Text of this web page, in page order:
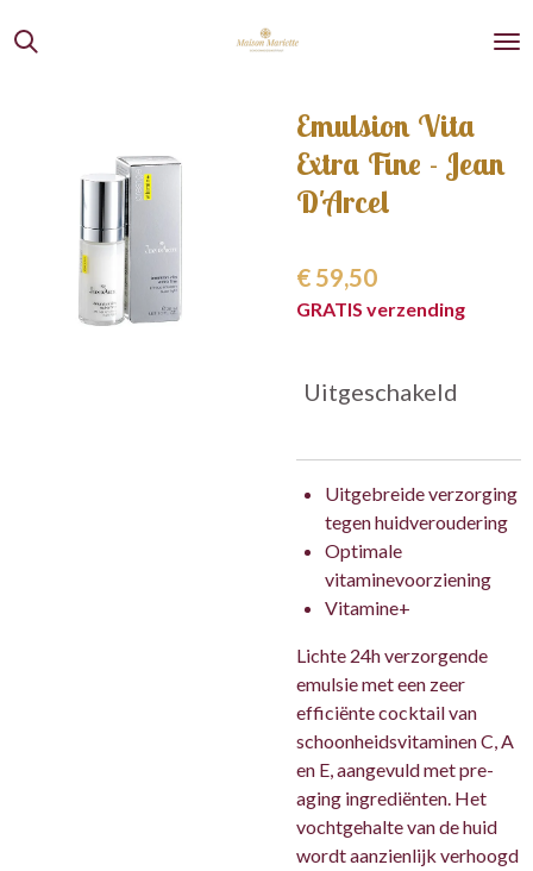
direct
Emulsion Vita
Extra Fine - Jean
D'Arcel
€ 59,50
GRATIS verzending
Uitgeschakeld
Uitgebreide verzorging
tegen huidveroudering
Optimale
vitaminevoorziening
Vitamine+
Lichte 24h verzorgende
emulsie met een zeer
efficiënte cocktail van
schoonheidsvitaminen C, A
en E, aangevuld met pre-
aging ingrediënten. Het
vochtgehalte van de huid
wordt aanzienlijk verhoogd